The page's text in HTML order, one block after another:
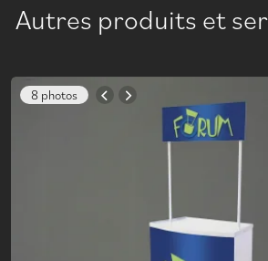
Autres produits et
8 photos